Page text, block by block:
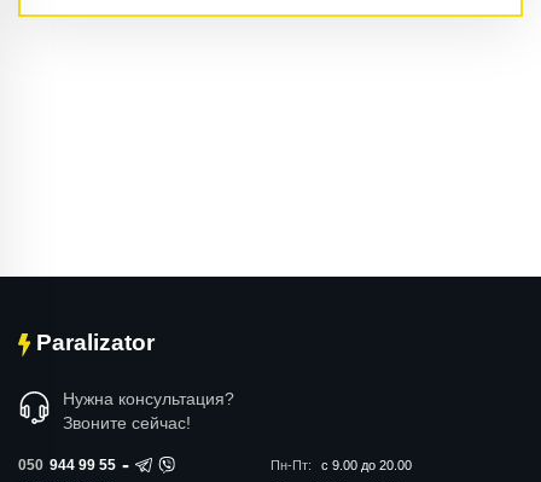
Paralizator
Нужна консультация?
Звоните сейчас!
050 944 99 55 - Пн-Пт:
с 9.00 до 20.00